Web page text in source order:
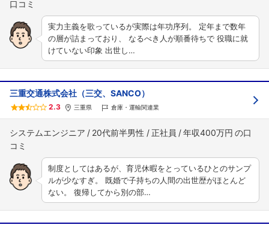
実力主義を歌っているが実際は年功序列。 定年まで数年
の層が詰まっており、 なるべき人が順番待ちで 役職に就
けていない印象 出世し…
三重交通株式会社（三交、SANCO）
2.3 三重県 倉庫・運輸関連業
システムエンジニア 20代前半男性 正社員 年収400万円
制度としてはあるが、育児休暇をとっているひとのサンプ
ルが少なすぎ。 既婚で子持ちの人間の出世歴がほとんど
ない。 復帰してから別の部…